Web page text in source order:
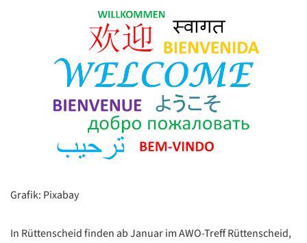
Grafik: Pixabay
In Rüttenscheid finden ab Januar im AWO-Treff Rüttenscheid,